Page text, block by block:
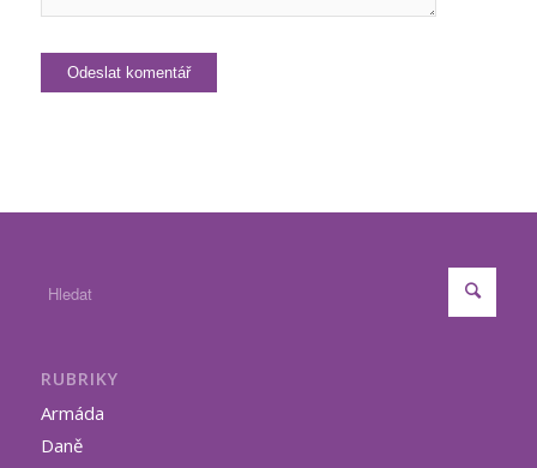
RUBRIKY
Armáda
Daně